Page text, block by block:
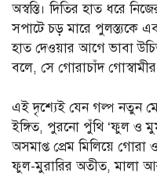
অস্বস্তি। দিতির হাত ধরে
সপাটে চড় মারে পুলস্ত্যকে
হাত দেওয়ার আগে ভাবা
বলে, সে গোরাচাঁদ গোস্বামীর
এই দৃশ্যেই যেন গল্প নতুন
ইঙ্গিত, পুরনো পুঁথি ‘ফুল ও
অসমাপ্ত প্রেম মিলিয়ে গোরা
ফুল-মুরারির অতীত, মালা আর